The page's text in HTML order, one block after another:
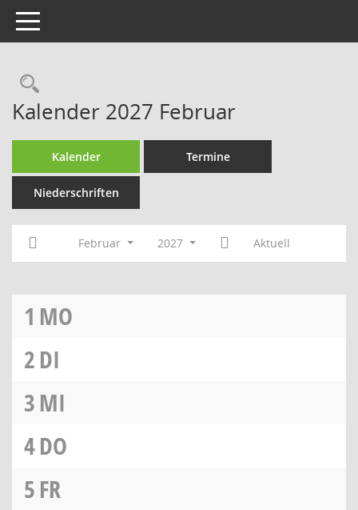
Toggle navigation
Rechercheauswahl
Kalender 2027 Februar
Kalender Termine
Niederschriften
Februar 2027 Aktuell
1 MO
2DI
3MI
4DO
5FR